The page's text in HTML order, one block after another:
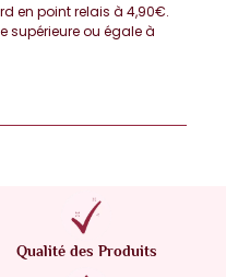
en point relais à 4,90€.
supérieure ou égale à
Qualité des Produits